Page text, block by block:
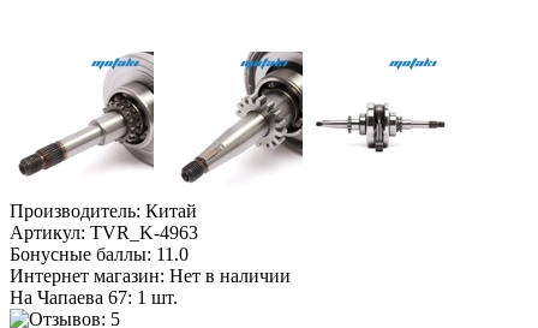
Производитель: Китай
Артикул: TVR_K-4963
Бонусные баллы: 11.0
Интернет магазин: Нет в наличии
На Чапаева 67: 1 шт.